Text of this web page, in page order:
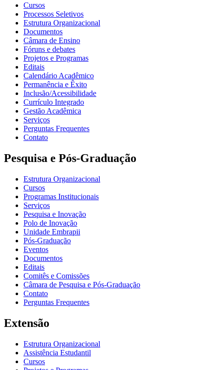
Cursos
Processos Seletivos
Estrutura Organizacional
Documentos
Câmara de Ensino
Fóruns e debates
Projetos e Programas
Editais
Calendário Acadêmico
Permanência e Êxito
Inclusão/Acessibilidade
Currículo Integrado
Gestão Acadêmica
Serviços
Perguntas Frequentes
Contato
Pesquisa e Pós-Graduação
Estrutura Organizacional
Cursos
Programas Institucionais
Serviços
Pesquisa e Inovação
Polo de Inovação
Unidade Embrapii
Pós-Graduação
Eventos
Documentos
Editais
Comitês e Comissões
Câmara de Pesquisa e Pós-Graduação
Contato
Perguntas Frequentes
Extensão
Estrutura Organizacional
Assistência Estudantil
Cursos